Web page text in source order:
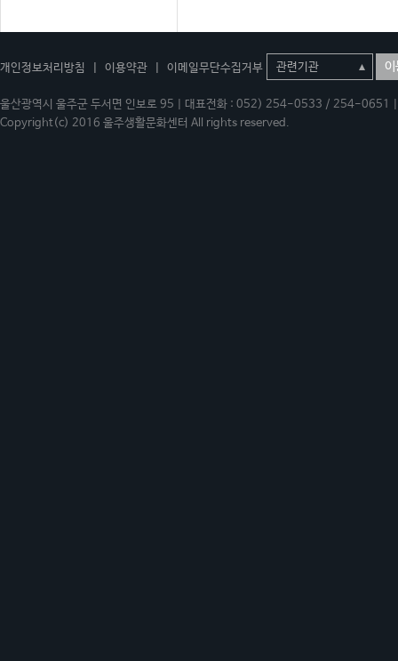
개인정보처리방침 이용약관 이메일무단수집거부 이
울산광역시 울주군 두서면 인보로 95 | 대표전화 : 052) 254-0533 / 254-
Copyright(c) 2016 울주생활문화센터 All rights reserved.